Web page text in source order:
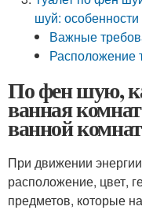
шуй: особенности
Важные
Расположение
По фен шую,
ванная
ванной
При движении
расположение, цвет,
предметов, которые